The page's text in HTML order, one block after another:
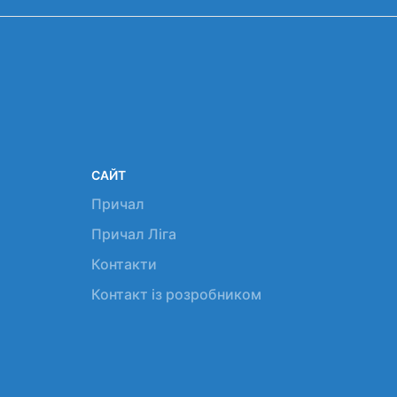
САЙТ
Причал
Причал Ліга
Контакти
Контакт із розробником